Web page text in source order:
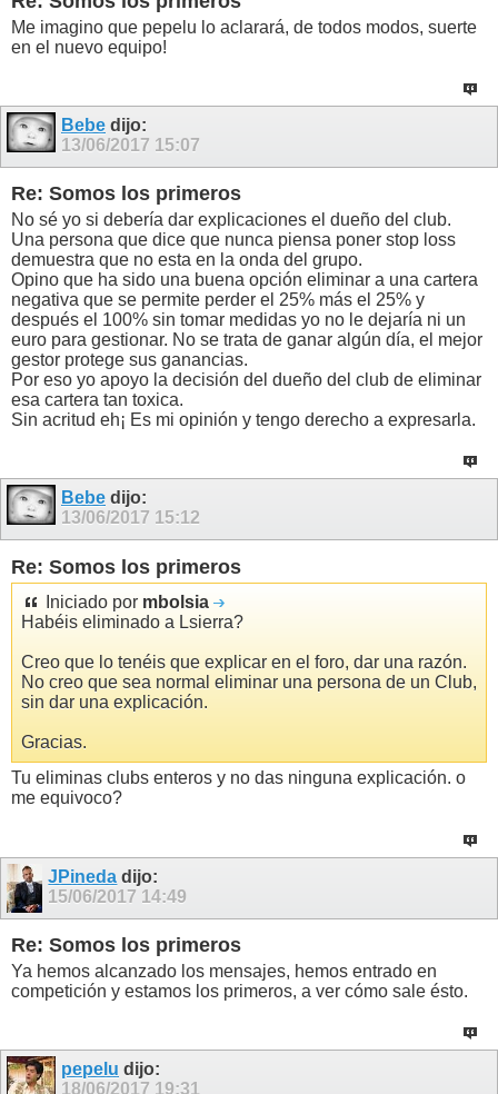
Me imagino que pepelu lo aclarará, de todos modos, suerte
en el nuevo equipo!
Bebe dijo:
13/06/2017 15:07
Re: Somos los primeros
No sé yo si debería dar explicaciones el dueño del club.
Una persona que dice que nunca piensa poner stop loss
demuestra que no esta en la onda del grupo.
Opino que ha sido una buena opción eliminar a una cartera
negativa que se permite perder el 25% más el 25% y
después el 100% sin tomar medidas yo no le dejaría ni un
euro para gestionar. No se trata de ganar algún día, el mejor
gestor protege sus ganancias.
Por eso yo apoyo la decisión del dueño del club de eliminar
esa cartera tan toxica.
Sin acritud eh¡ Es mi opinión y tengo derecho a expresarla.
Bebe dijo:
13/06/2017 15:12
Re: Somos los primeros
Iniciado por mbolsia
Habéis eliminado a Lsierra?
Creo que lo tenéis que explicar en el foro, dar una razón.
No creo que sea normal eliminar una persona de un Club,
sin dar una explicación.
Gracias.
Tu eliminas clubs enteros y no das ninguna explicación. o
me equivoco?
JPineda dijo:
15/06/2017 14:49
Re: Somos los primeros
Ya hemos alcanzado los mensajes, hemos entrado en
competición y estamos los primeros, a ver cómo sale ésto.
pepelu dijo:
18/06/2017 19:31